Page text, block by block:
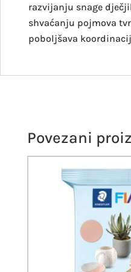
razvijanju snage
shvaćanju pojmova
poboljšava
Povezani